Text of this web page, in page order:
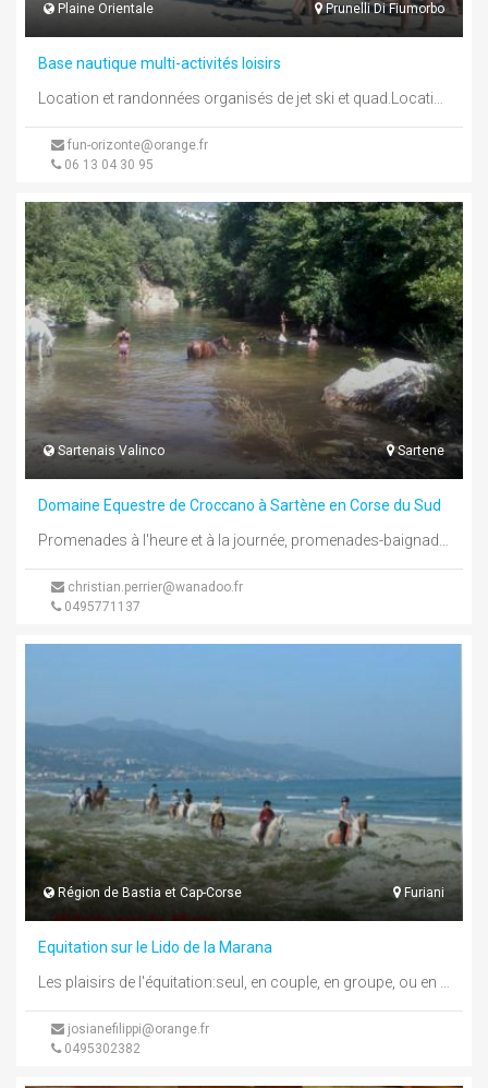
Plaine Orientale Prunelli Di Fiumorbo
Base nautique multi-activités loisirs
fun-orizonte@orange.fr
06 13 04 30 95
Sartenais Valinco Sartene
Domaine Equestre de Croccano à Sartène en Corse du Sud
christian.perrier@wanadoo.fr
0495771137
Région de Bastia et Cap-Corse Furiani
Equitation sur le Lido de la Marana
josianefilippi@orange.fr
0495302382